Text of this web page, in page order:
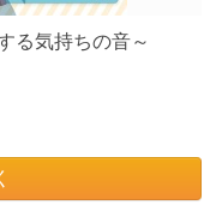
る気持ちの音～